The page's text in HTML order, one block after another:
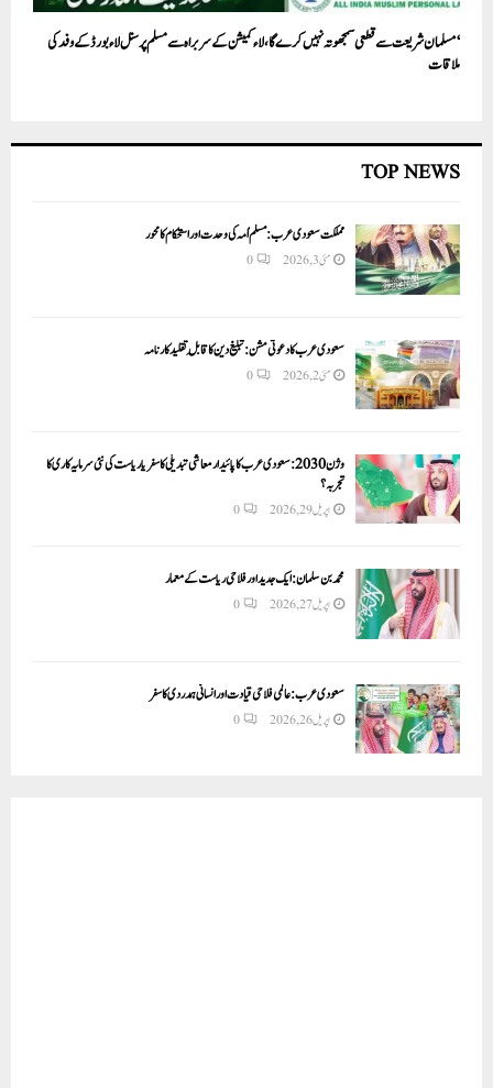
‘مسلمان شریعت سے قطعی سمجھوتہ نہیں کرے گا، لاء کمیشن کے سربراہ سے مسلم پرسنل لاء بورڈ کے وفد کی
ملاقات
TOP NEWS
مملکت سعودی عرب: مسلم اُمہ کی وحدت اور استحکام کا محور
مئی 3, 2026 0
سعودی عرب کا دعوتی مشن: تبلیغ دین کا قابلِ تقلید کارنامہ
مئی 2, 2026 0
وژن 2030:سعودی عرب کا پائیدار معاشی تبدیلی کا سفر یا ریاست کی نئی سرمایہ کاری کا
تجربہ؟
اپریل 29, 2026 0
محمد بن سلمان: ایک جدید اور فلاحی ریاست کے معمار
اپریل 27, 2026 0
سعودی عرب: عالمی فلاحی قیادت اور انسانی ہمدردی کا سفر
اپریل 26, 2026 0